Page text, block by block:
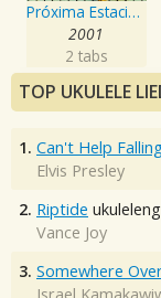
Próxima Estación: Esperanza
2001
2 tabs
TOP UKULELE
1. Can't Help
Elvis Presley
2. Riptide
Vance Joy
3. Somewhere